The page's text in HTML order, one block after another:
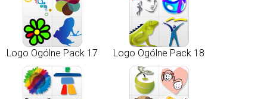
Logo Ogólne Pack 17 Logo Ogólne Pack 18